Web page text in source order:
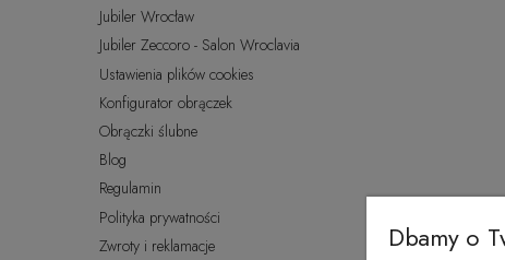
Jubiler Wrocław
Jubiler Zeccoro - Salon Wroclavia
Ustawienia plików cookies
Konfigurator obrączek
Obrączki ślubne
Blog
Regulamin
Polityka prywatności
Zwroty i reklamacje
Dbamy o